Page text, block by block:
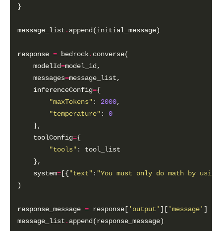
message_list .
response = bedrock.
    modelId
=
    messages
=
    inferenceConfig
=
"maxTokens" : 2000
"temperature" : 0
    toolConfig
=
"tools"
    system
= [{"text" : "You must only do math by
response_message = response[ 'output' ][ 'message'
message_list .